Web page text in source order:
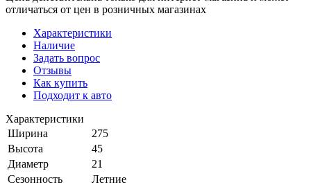
отличаться от цен в розничных магазинах
Характеристики
Наличие
Задать вопрос
Отзывы
Как купить
Подходит к авто
Характеристики
Ширина
275
Высота
45
Диаметр
21
Сезонность
Летние